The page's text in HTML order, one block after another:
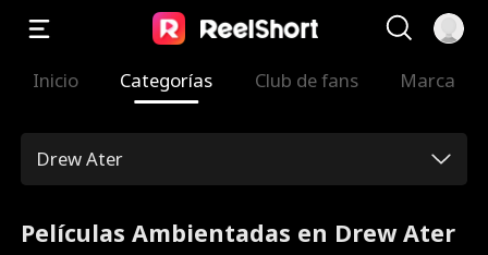
Inicio Categorías Club de fans Marca
Drew Ater
Películas Ambientadas en Drew Ater